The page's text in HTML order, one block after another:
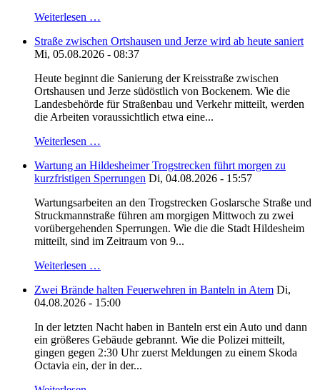
Weiterlesen …
Straße zwischen Ortshausen und Jerze wird ab heute saniert
Mi, 05.08.2026 - 08:37
Heute beginnt die Sanierung der Kreisstraße zwischen
Ortshausen und Jerze südöstlich von Bockenem. Wie die
Landesbehörde für Straßenbau und Verkehr mitteilt, werden
die Arbeiten voraussichtlich etwa eine...
Weiterlesen …
Wartung an Hildesheimer Trogstrecken führt morgen zu
kurzfristigen Sperrungen Di, 04.08.2026 - 15:57
Wartungsarbeiten an den Trogstrecken Goslarsche Straße und
Struckmannstraße führen am morgigen Mittwoch zu zwei
vorübergehenden Sperrungen. Wie die die Stadt Hildesheim
mitteilt, sind im Zeitraum von 9...
Weiterlesen …
Zwei Brände halten Feuerwehren in Banteln in Atem Di,
04.08.2026 - 15:00
In der letzten Nacht haben in Banteln erst ein Auto und dann
ein größeres Gebäude gebrannt. Wie die Polizei mitteilt,
gingen gegen 2:30 Uhr zuerst Meldungen zu einem Skoda
Octavia ein, der in der...